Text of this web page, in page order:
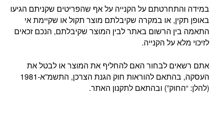
במידה והתחרטתם על הקנייה על אף שהפריטים שקניתם הגיעו
באופן תקין, או במקרה שקיבלתם מוצר תקול או שקיימת אי
התאמה בין הרשום באתר לבין המוצר שקיבלתם, הנכם זכאים
לזיכוי מלא על הקנייה.
אתם רשאים לבחור האם להחליף את המוצר או לבטל את
העסקה, בהתאם להוראות חוק הגנת הצרכן, התשמ”א-1981
(להלן: “החוק”) ובהתאם לתקנון האתר.